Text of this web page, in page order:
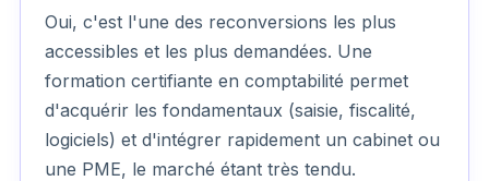
Oui, c'est l'une des reconversions les plus
accessibles et les plus demandées. Une
formation certifiante en comptabilité permet
d'acquérir les fondamentaux (saisie, fiscalité,
logiciels) et d'intégrer rapidement un cabinet ou
une PME, le marché étant très tendu.